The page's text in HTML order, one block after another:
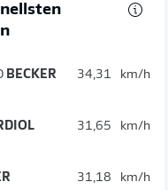
BECKER 34,31 km/h
31,65 km/h
31,18 km/h